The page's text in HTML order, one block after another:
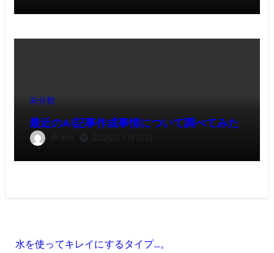
未分類
最近のAI記事作成事情について調べてみた
Grace 2026年7月15日
水を使ってキレイにするタイプ…。